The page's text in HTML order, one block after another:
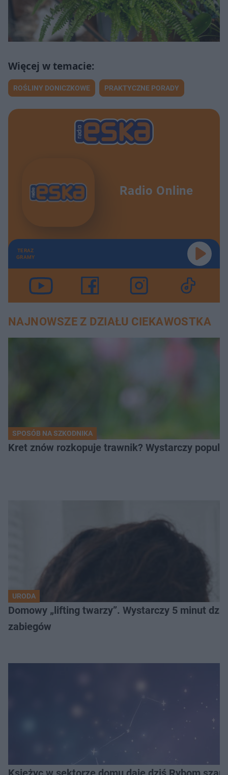
ROŚLINY DONICZKOWE PRAKTYCZNE PORADY
Radio Online
TERAZ
GRAMY
NAJNOWSZE Z DZIAŁU CIEKAWOSTKA
SPOSÓB NA SZKODNIKA
Kret znów rozkopuje trawnik? Wystarczy
URODA
Domowy „lifting twarzy”. Wystarczy 5 minut
zabiegów